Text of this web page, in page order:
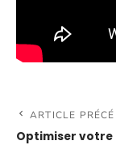
ARTICLE
Optimiser votre